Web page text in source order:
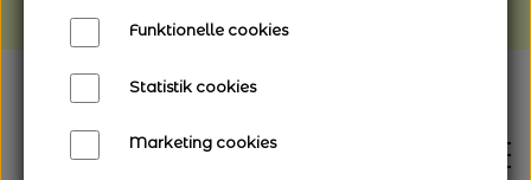
længere leveringstid
Funktionelle cookies
Statistik cookies
Marketing cookies